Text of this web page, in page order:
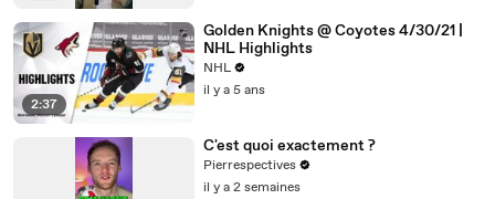
2:37
Golden Knights @ Coyotes 4/30/21 |
NHL Highlights
NHL
il y a 5 ans
C'est quoi exactement ?
Pierrespectives
il y a 2 semaines